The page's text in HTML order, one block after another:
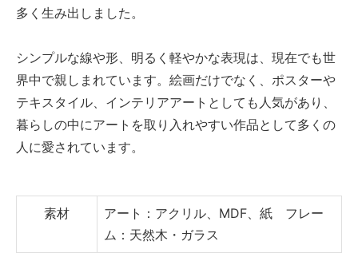
多く生み出しました。
シンプルな線や形、明るく軽やかな表現は、現在でも世
界中で親しまれています。絵画だけでなく、ポスターや
テキスタイル、インテリアアートとしても人気があり、
暮らしの中にアートを取り入れやすい作品として多くの
人に愛されています。
素材
アート：アクリル、MDF、紙 フレー
ム：天然木・ガラス